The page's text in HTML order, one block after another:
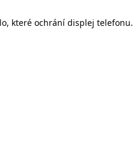
které ochrání displej telefonu.